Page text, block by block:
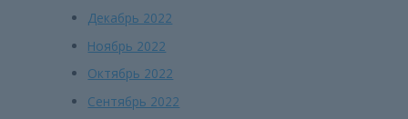
Декабрь 2022
Ноябрь 2022
Октябрь 2022
Сентябрь 2022